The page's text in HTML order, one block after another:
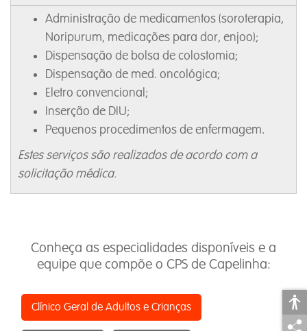
Administração de medicamentos (soroterapia,
Noripurum, medicações para dor, enjoo);
Dispensação de bolsa de colostomia;
Dispensação de med. oncológica;
Eletro convencional;
Inserção de DIU;
Pequenos procedimentos de enfermagem.
Estes serviços são realizados de acordo com a
solicitação médica.
Conheça as especialidades disponíveis e a
equipe que compõe o CPS de Capelinha:
Clínico Geral de Adultos e Crianças